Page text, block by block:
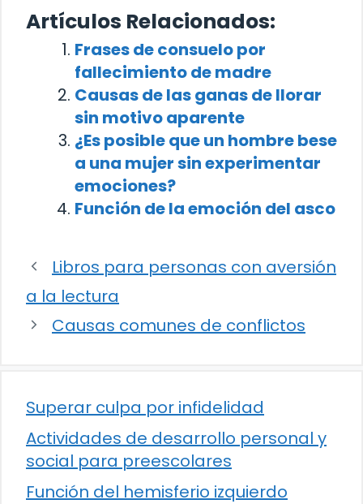
Artículos Relacionados:
Frases de consuelo por
fallecimiento de madre
Causas de las ganas de llorar
sin motivo aparente
¿Es posible que un hombre bese
a una mujer sin experimentar
emociones?
Función de la emoción del asco
Libros para personas con aversión
a la lectura
Causas comunes de conflictos
Superar culpa por infidelidad
Actividades de desarrollo personal y
social para preescolares
Función del hemisferio izquierdo